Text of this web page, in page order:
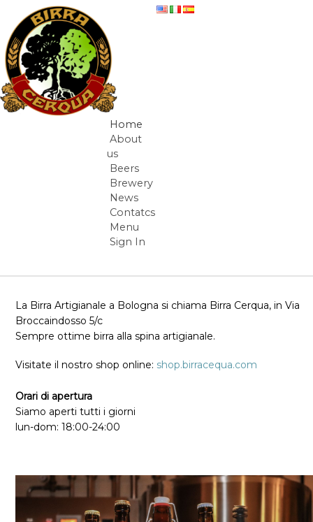
Skip to Content
Birra Artigianale Cerqua Bologna
Navigation
Home
About
us
Beers
Brewery
News
Contatcs
Menu
Sign In
Breadcrumbs
La Birra Artigianale a Bologna si chiama Birra Cerqua, in Via
Broccaindosso 5/c
Sempre ottime birra alla spina artigianale.
Visitate il nostro shop online: shop.birracequa.com
Orari di apertura
Siamo aperti tutti i giorni
lun-dom: 18:00-24:00